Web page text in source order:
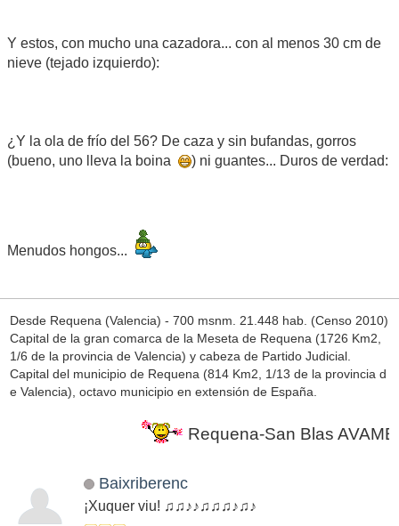
Y estos, con mucho una cazadora... con al menos 30 cm de
nieve (tejado izquierdo):
¿Y la ola de frío del 56? De caza y sin bufandas, gorros
(bueno, uno lleva la boina
) ni guantes... Duros de verdad:
Menudos hongos...
Desde Requena (Valencia) - 700 msnm. 21.448 hab. (Censo 2010)
Capital de la gran comarca de la Meseta de Requena (1726 Km2,
1/6 de la provincia de Valencia) y cabeza de Partido Judicial.
Capital del municipio de Requena (814 Km2, 1/13 de la provincia d
e Valencia), octavo municipio en extensión de España.
Requena-San Blas AVAMET
Baixriberenc
¡Xuquer viu! ♫♫♪♪♫♫♫♪♫♪